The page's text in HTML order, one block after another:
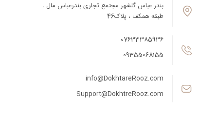
بندر عباس گلشهر مجتمع تجاری بندرعباس مال ،
طبقه همکف ، پلاک46
07633385936
09355068155
info@DokhtareRooz.com
Support@DokhtreRooz.com